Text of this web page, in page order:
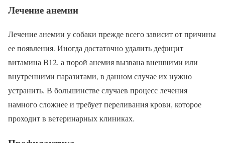
Лечение анемии
Лечение анемии у собаки прежде всего зависит от причины
ее появления. Иногда достаточно удалить дефицит
витамина В12, а порой анемия вызвана внешними или
внутренними паразитами, в данном случае их нужно
устранить. В большинстве случаев процесс лечения
намного сложнее и требует переливания крови, которое
проходит в ветеринарных клиниках.